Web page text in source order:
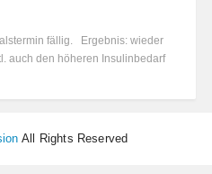
fällig. Ergebnis: wieder
auch den höheren Insulinbedarf
All Rights Reserved